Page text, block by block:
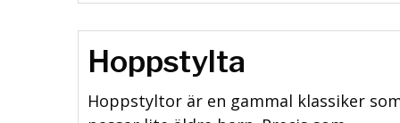
Hoppstylta
Hoppstyltor är en gammal klassiker